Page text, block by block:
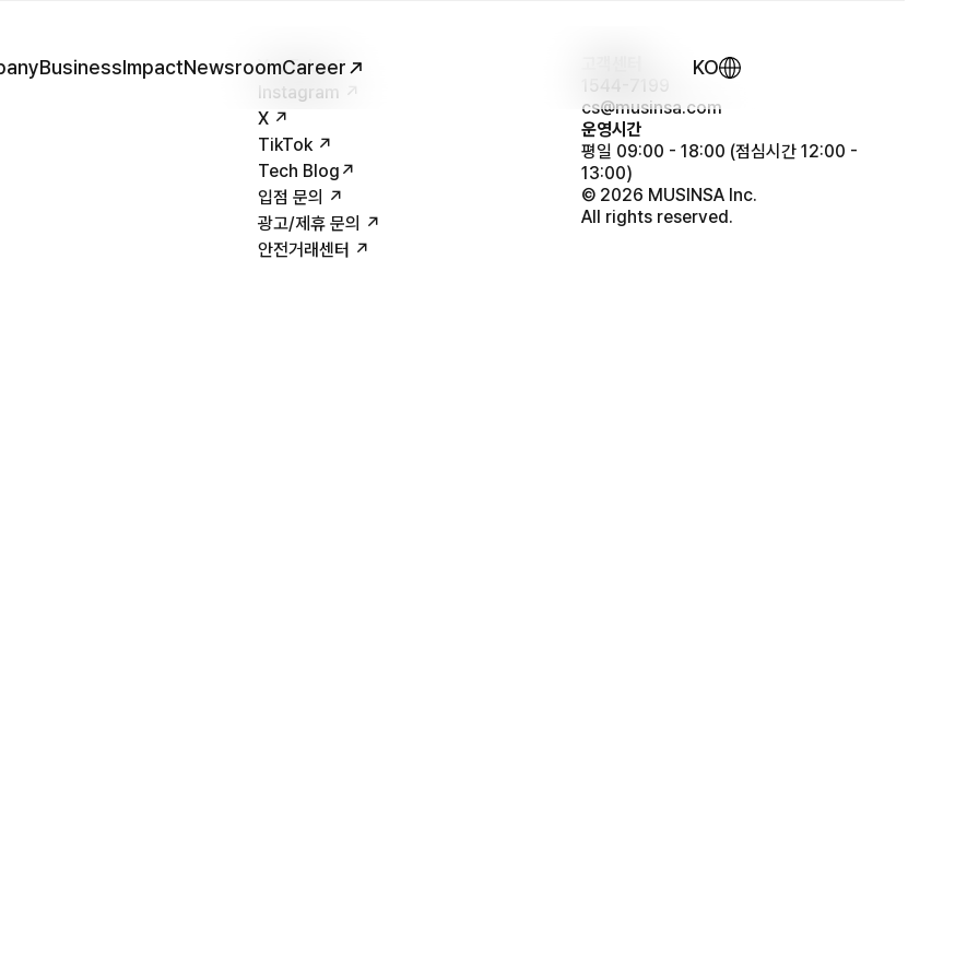
BusinessImpactNewsroomCareer KO
YouTube ↗
Instagram ↗
X ↗
TikTok ↗
Tech Blog↗
입점 문의 ↗
광고/제휴 문의 ↗
안전거래센터 ↗
1544-7199
cs@musinsa.com
운영시간
평일 09:00 - 18:00 (점심시간 12:00 -
13:00)
© 2026 MUSINSA Inc.
All rights reserved.